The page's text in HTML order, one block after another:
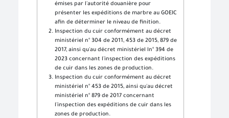
émises par l'autorité douanière pour
présenter les expéditions de marbre au GOEIC
afin de déterminer le niveau de finition.
Inspection du cuir conformément au décret
ministériel n° 304 de 2011, 453 de 2015, 879 de
2017, ainsi qu'au décret ministériel ln° 394 de
2023 concernant l'inspection des expéditions
de cuir dans les zones de production.
Inspection du cuir conformément au décret
ministériel n° 453 de 2015, ainsi qu'au décret
ministériel n° 879 de 2017 concernant
l'inspection des expéditions de cuir dans les
zones de production.